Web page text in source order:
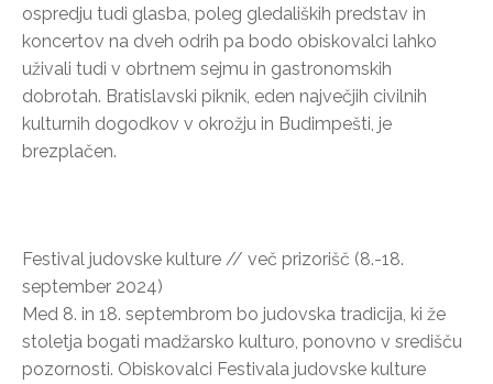
ospredju tudi glasba, poleg gledaliških predstav in
koncertov na dveh odrih pa bodo obiskovalci lahko
uživali tudi v obrtnem sejmu in gastronomskih
dobrotah. Bratislavski piknik, eden največjih civilnih
kulturnih dogodkov v okrožju in Budimpešti, je
brezplačen.
Festival judovske kulture // več prizorišč (8.-18.
september 2024)
Med 8. in 18. septembrom bo judovska tradicija, ki že
stoletja bogati madžarsko kulturo, ponovno v središču
pozornosti. Obiskovalci Festivala judovske kulture